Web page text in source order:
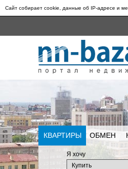
Сайт собирает cookie, данные об IP-адресе и
КВАРТИРЫ ОБМЕН
Я хочу